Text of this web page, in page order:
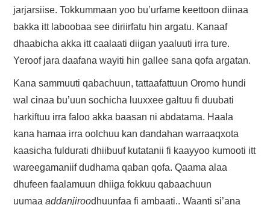
jarjarsiise. Tokkummaan yoo bu’urfame keettoon diinaa
bakka itt laboobaa see diriirfatu hin argatu. Kanaaf
dhaabicha akka itt caalaati diigan yaaluuti irra ture.
Yeroof jara daafana wayiti hin gallee sana qofa argatan.
Kana sammuuti qabachuun, tattaafattuun Oromo hundi
wal cinaa bu’uun sochicha luuxxee galtuu fi duubati
harkiftuu irra faloo akka baasan ni abdatama. Haala
kana hamaa irra oolchuu kan dandahan warraaqxota
kaasicha fuldurati dhiibuuf kutatanii fi kaayyoo kumooti itt
wareegamaniif dudhama qaban qofa. Qaama alaa
dhufeen faalamuun dhiiga fokkuu qabaachuun
uumaaaddanjiroodhuunfaa fi ambaati.. Waanti si’ana